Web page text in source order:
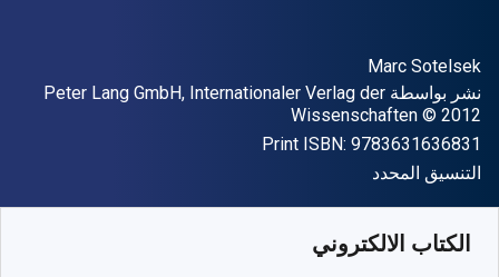
المؤلف (المؤلفون)
Marc Sotelsek
الناشر
نشر بواسطة Peter Lang GmbH, Internationaler Verlag der
Wissenschaften
حقوق الطبع والنشر © 2012
Print ISBN: 9783631636831
شكل
التنسيق المحدد
الكتاب الالكتروني